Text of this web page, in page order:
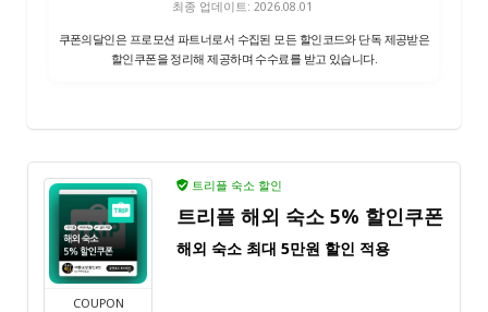
최종 업데이트: 2026.08.01
쿠폰의달인은 프로모션 파트너로서 수집된 모든 할인코드와 단독 제공받은
할인쿠폰을 정리해 제공하며 수수료를 받고 있습니다.
COUPON
트리플 숙소 할인
트리플 해외 숙소 5% 할인쿠폰
해외 숙소 최대 5만원 할인 적용